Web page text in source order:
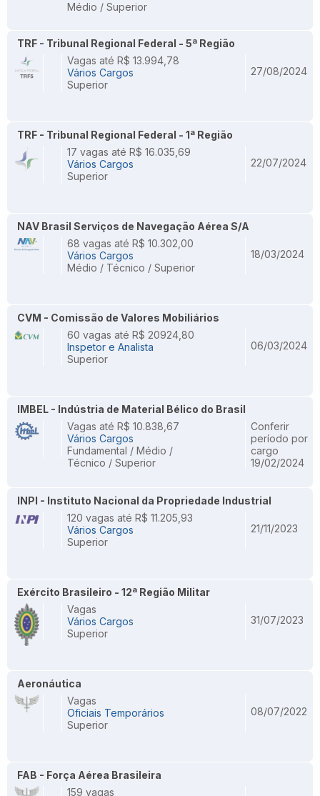
Médio / Superior
TRF - Tribunal Regional Federal - 5ª Região
Vagas até R$ 13.994,78
Vários Cargos
Superior
27/08/2024
TRF - Tribunal Regional Federal - 1ª Região
17 vagas até R$ 16.035,69
Vários Cargos
Superior
22/07/2024
NAV Brasil Serviços de Navegação Aérea S/A
68 vagas até R$ 10.302,00
Vários Cargos
Médio / Técnico / Superior
18/03/2024
CVM - Comissão de Valores Mobiliários
60 vagas até R$ 20924,80
Inspetor e Analista
Superior
06/03/2024
IMBEL - Indústria de Material Bélico do Brasil
Vagas até R$ 10.838,67
Vários Cargos
Fundamental / Médio /
Técnico / Superior
Conferir
período por
cargo
19/02/2024
INPI - Instituto Nacional da Propriedade Industrial
120 vagas até R$ 11.205,93
Vários Cargos
Superior
21/11/2023
Exército Brasileiro - 12ª Região Militar
Vagas
Vários Cargos
Superior
31/07/2023
Aeronáutica
Vagas
Oficiais Temporários
Superior
08/07/2022
FAB - Força Aérea Brasileira
159 vagas